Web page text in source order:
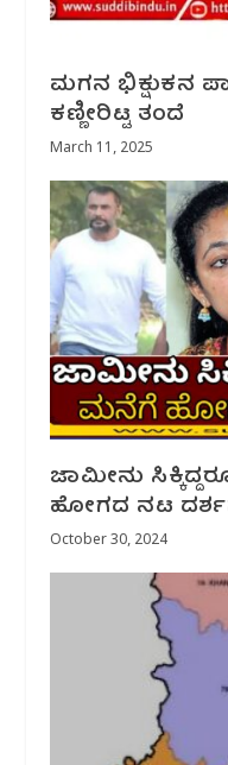
ಮಗನ ಭಿಕ್ಷುಕನ
ಕಣ್ಣೀರಿಟ್ಟ ತಂದೆ
March 11, 2025
ಜಾಮೀನು
ಹೋಗದ ನಟ
October 30, 2024